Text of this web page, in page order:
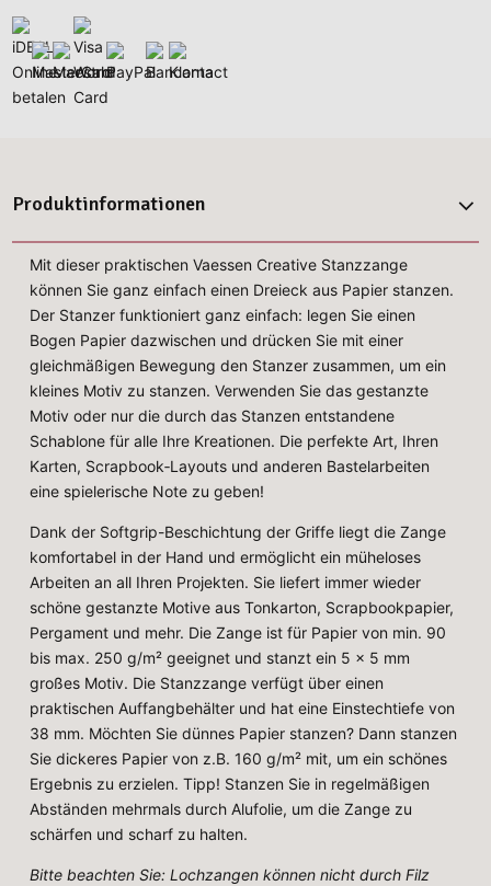
Produktinformationen
Mit dieser praktischen Vaessen Creative Stanzzange
können Sie ganz einfach einen Dreieck aus Papier stanzen.
Der Stanzer funktioniert ganz einfach: legen Sie einen
Bogen Papier dazwischen und drücken Sie mit einer
gleichmäßigen Bewegung den Stanzer zusammen, um ein
kleines Motiv zu stanzen. Verwenden Sie das gestanzte
Motiv oder nur die durch das Stanzen entstandene
Schablone für alle Ihre Kreationen. Die perfekte Art, Ihren
Karten, Scrapbook‑Layouts und anderen Bastelarbeiten
eine spielerische Note zu geben!
Dank der Softgrip-Beschichtung der Griffe liegt die Zange
komfortabel in der Hand und ermöglicht ein müheloses
Arbeiten an all Ihren Projekten. Sie liefert immer wieder
schöne gestanzte Motive aus Tonkarton, Scrapbookpapier,
Pergament und mehr. Die Zange ist für Papier von min. 90
bis max. 250 g/m² geeignet und stanzt ein 5 x 5 mm
großes Motiv. Die Stanzzange verfügt über einen
praktischen Auffangbehälter und hat eine Einstechtiefe von
38 mm. Möchten Sie dünnes Papier stanzen? Dann stanzen
Sie dickeres Papier von z.B. 160 g/m² mit, um ein schönes
Ergebnis zu erzielen. Tipp! Stanzen Sie in regelmäßigen
Abständen mehrmals durch Alufolie, um die Zange zu
schärfen und scharf zu halten.
Bitte beachten Sie: Lochzangen können nicht durch Filz